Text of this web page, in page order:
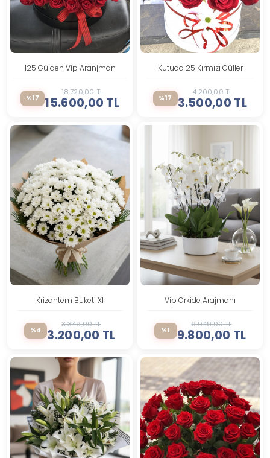
125 Gülden Vip Aranjman
%17
18.720,00 TL
15.600,00 TL
Kutuda 25 Kırmızı Güller
%17
4.200,00 TL
3.500,00 TL
Krizantem Buketi Xl
%4
3.349,00 TL
3.200,00 TL
Vip Orkide Arajmanı
%1
9.949,00 TL
9.800,00 TL